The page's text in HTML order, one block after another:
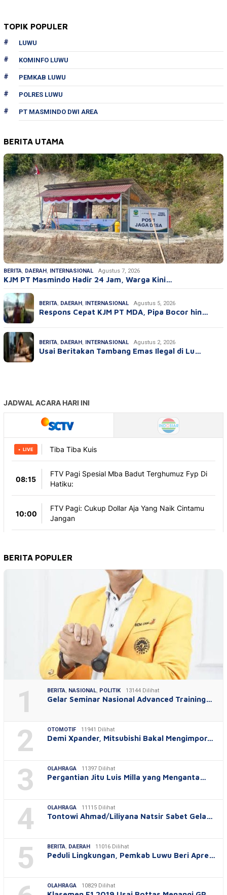
TOPIK POPULER
LUWU
KOMINFO LUWU
PEMKAB LUWU
POLRES LUWU
PT MASMINDO DWI AREA
BERITA UTAMA
BERITA, DAERAH, INTERNASIONAL Agustus 7, 2026
KJM PT Masmindo Hadir 24 Jam, Warga Kini…
BERITA, DAERAH, INTERNASIONAL Agustus 5, 2026
Respons Cepat KJM PT MDA, Pipa Bocor hin…
BERITA, DAERAH, INTERNASIONAL Agustus 2, 2026
Usai Beritakan Tambang Emas Ilegal di Lu…
BERITA POPULER
1 BERITA, NASIONAL, POLITIK 13144 Dilihat
Gelar Seminar Nasional Advanced Training…
2 OTOMOTIF 11941 Dilihat
Demi Xpander, Mitsubishi Bakal Mengimpor…
3 OLAHRAGA 11397 Dilihat
Pergantian Jitu Luis Milla yang Menganta…
4 OLAHRAGA 11115 Dilihat
Tontowi Ahmad/Liliyana Natsir Sabet Gela…
5 BERITA, DAERAH 11016 Dilihat
Peduli Lingkungan, Pemkab Luwu Beri Apre…
OLAHRAGA 10829 Dilihat